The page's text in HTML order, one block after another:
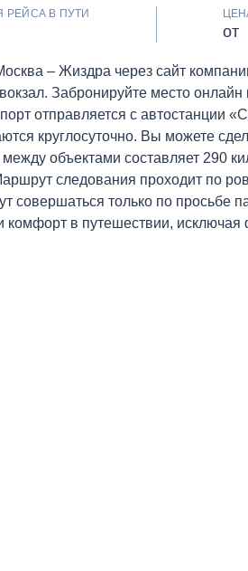
РЕЙСА В ПУТИ
от
– Жиздра через сайт
Забронируйте место онлайн
отправляется с автостанции
круглосуточно. Вы можете
объектами составляет 290
следования проходит по
совершаться только по просьбе
комфорт в путешествии,